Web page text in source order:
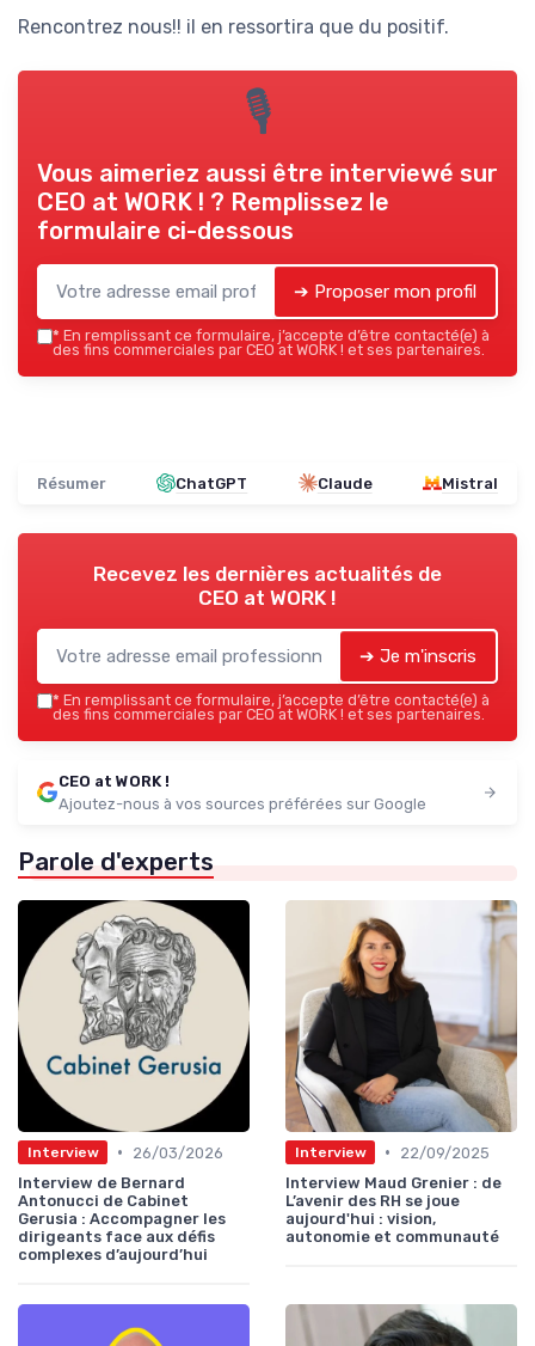
Rencontrez nous!! il en ressortira que du positif.
🎙
Vous aimeriez aussi être interviewé sur
CEO at WORK ! ? Remplissez le
formulaire ci-dessous
➔ Proposer mon profil
* En remplissant ce formulaire, j’accepte d’être contacté(e) à
des fins commerciales par CEO at WORK ! et ses partenaires.
Résumer ChatGPT Claude Mistral
Recevez les dernières actualités de
CEO at WORK !
➔ Je m'inscris
* En remplissant ce formulaire, j’accepte d’être contacté(e) à
des fins commerciales par CEO at WORK ! et ses partenaires.
CEO at WORK !
Ajoutez-nous à vos sources préférées sur Google
Parole d'experts
Interview •
26/03/2026
Interview de Bernard
Antonucci de Cabinet
Gerusia : Accompagner les
dirigeants face aux défis
complexes d’aujourd’hui
Interview •
22/09/2025
Interview Maud Grenier : de
L’avenir des RH se joue
aujourd'hui : vision,
autonomie et communauté